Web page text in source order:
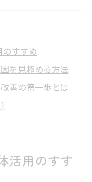
のすすめ
を見極める方法
善の第一歩とは
由と期待できる
活用のすす